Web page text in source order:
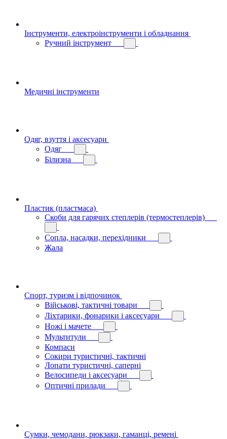
Інструменти, електроінструменти і обладнання
Ручний інструмент
Медичні інструменти
Одяг, взуття і аксесуари
Одяг
Білизна
Пластик (пластмаса)
Скоби для гарячих степлерів (термостеплерів)
Сопла, насадки, перехідники
Жала
Спорт, туризм і відпочинок
Військові, тактичні товари
Ліхтарики, фонарики і аксесуари
Ножі і мачете
Мультитули
Компаси
Сокири туристичні, тактичні
Лопати туристичні, саперні
Велосипеди і аксесуари
Оптичні прилади
Сумки, чемодани, рюкзаки, гаманці, ремені